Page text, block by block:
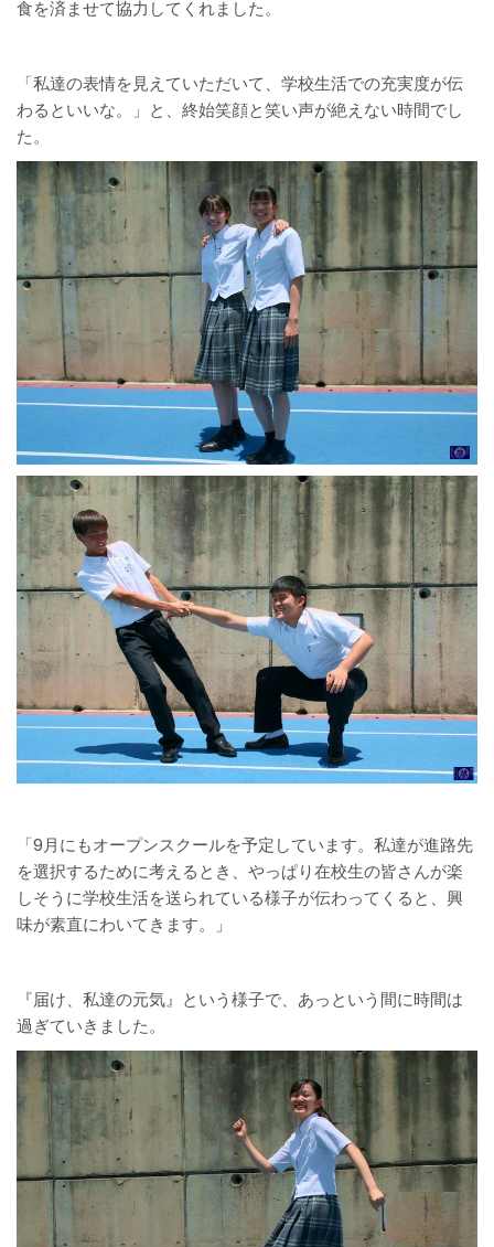
食を済ませて協力してくれました。
「私達の表情を見えていただいて、学校生活での充実度が伝
わるといいな。」と、終始笑顔と笑い声が絶えない時間でし
た。
「9月にもオープンスクールを予定しています。私達が進路先
を選択するために考えるとき、やっぱり在校生の皆さんが楽
しそうに学校生活を送られている様子が伝わってくると、興
味が素直にわいてきます。」
『届け、私達の元気』という様子で、あっという間に時間は
過ぎていきました。